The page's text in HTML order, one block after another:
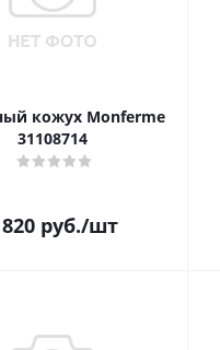
кожух Monferme
31108714
руб./шт